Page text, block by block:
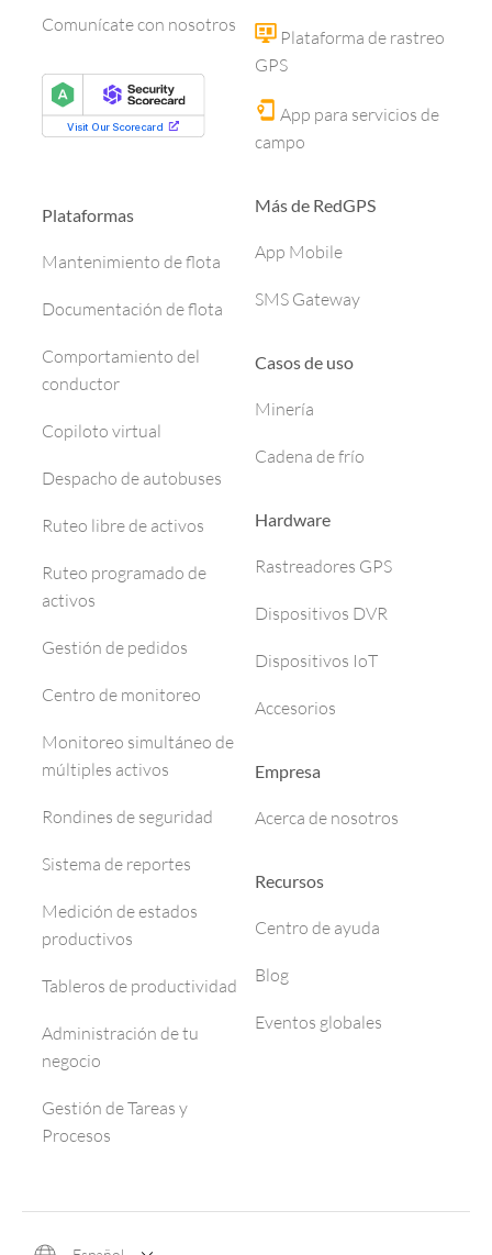
Comunícate con nosotros
Plataformas
Mantenimiento de flota
Documentación de flota
Comportamiento del
conductor
Copiloto virtual
Despacho de autobuses
Ruteo libre de activos
Ruteo programado de
activos
Gestión de pedidos
Centro de monitoreo
Monitoreo simultáneo de
múltiples activos
Rondines de seguridad
Sistema de reportes
Medición de estados
productivos
Tableros de productividad
Administración de tu
negocio
Gestión de Tareas y
Procesos
Plataforma de rastreo
GPS
App para servicios de
campo
Más de RedGPS
App Mobile
SMS Gateway
Casos de uso
Minería
Cadena de frío
Hardware
Rastreadores GPS
Dispositivos DVR
Dispositivos IoT
Accesorios
Empresa
Acerca de nosotros
Recursos
Centro de ayuda
Blog
Eventos globales